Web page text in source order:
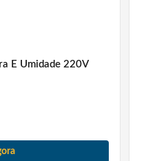
E Umidade 220V